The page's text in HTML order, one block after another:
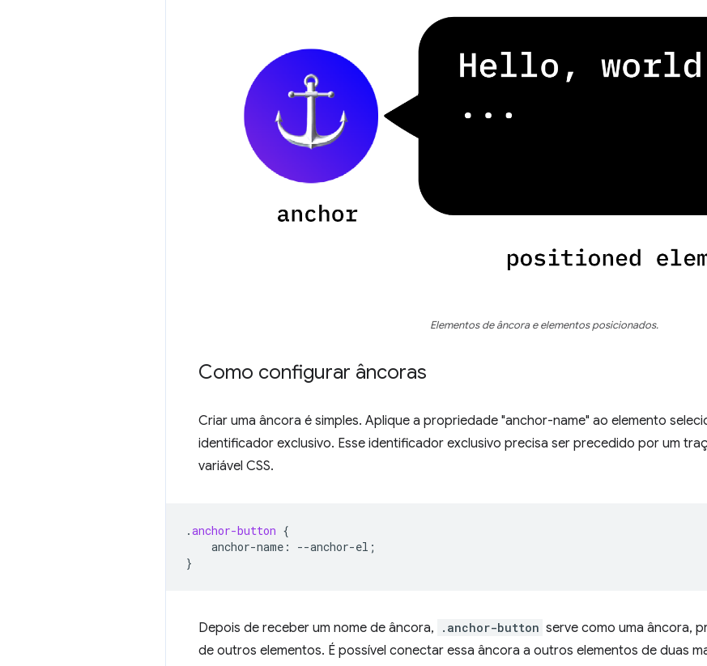
Elementos de âncora e elementos posicionados.
Como configurar âncoras
Criar uma âncora é simples. Aplique a propriedade "anchor-name" ao elemento
identificador exclusivo. Esse identificador exclusivo precisa ser precedido por um
variável CSS.
.anchor-button {
anchor-name : --anchor-el ;
}
Depois de receber um nome de âncora, .anchor-button serve como uma âncora,
de outros elementos. É possível conectar essa âncora a outros elementos de duas